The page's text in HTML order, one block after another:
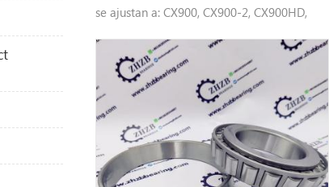
se ajustan a: CX900, CX900-2, CX900HD,
SCX900HD-C, ZX270, ZX280LC-AMS,
ZX280LC-HCME, ZX850-3, ZX850-3F ,
ZX850LC-3-DH, ZX870H-3, ZX870H-3-
HCMC, ZX870H-3F, ZX870R-3, ZX870R-3F